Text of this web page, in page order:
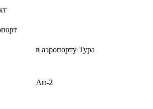
в аэропорту Тура
Ан-2